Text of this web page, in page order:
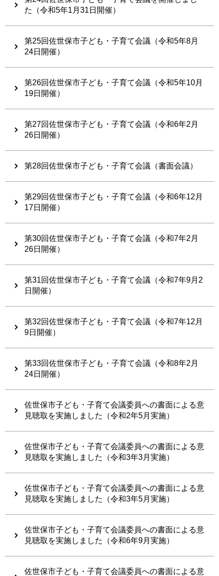
た（令和5年1月31日開催）
第25回佐世保市子ども・子育て会議（令和5年8月
24日開催）
第26回佐世保市子ども・子育て会議（令和5年10月
19日開催）
第27回佐世保市子ども・子育て会議（令和6年2月
26日開催）
第28回佐世保市子ども・子育て会議（書面会議）
第29回佐世保市子ども・子育て会議（令和6年12月
17日開催）
第30回佐世保市子ども・子育て会議（令和7年2月
26日開催）
第31回佐世保市子ども・子育て会議（令和7年9月2
日開催）
第32回佐世保市子ども・子育て会議（令和7年12月
9日開催）
第33回佐世保市子ども・子育て会議（令和8年2月
24日開催）
佐世保市子ども・子育て会議委員への書面による意
見聴取を実施しました（令和2年5月実施）
佐世保市子ども・子育て会議委員への書面による意
見聴取を実施しました（令和3年3月実施）
佐世保市子ども・子育て会議委員への書面による意
見聴取を実施しました（令和3年5月実施）
佐世保市子ども・子育て会議委員への書面による意
見聴取を実施しました（令和6年9月実施）
佐世保市子ども・子育て会議委員への書面による意